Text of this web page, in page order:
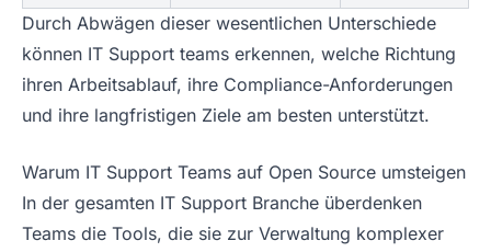
Durch Abwägen dieser wesentlichen Unterschiede
können IT Support teams erkennen, welche Richtung
ihren Arbeitsablauf, ihre Compliance-Anforderungen
und ihre langfristigen Ziele am besten unterstützt.
Warum IT Support Teams auf Open Source umsteigen
In der gesamten IT Support Branche überdenken
Teams die Tools, die sie zur Verwaltung komplexer